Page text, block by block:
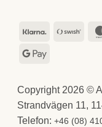
Klarna
Google
Copyright 2026 ©
Strandvägen 11,
Telefon:+46 (08)